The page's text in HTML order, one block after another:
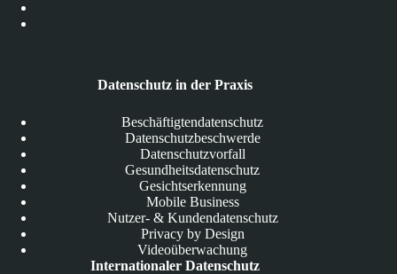
Datenschutz in der Praxis
Beschäftigtendatenschutz
Datenschutzbeschwerde
Datenschutzvorfall
Gesundheitsdatenschutz
Gesichtserkennung
Mobile Business
Nutzer- & Kundendatenschutz
Privacy by Design
Videoüberwachung
Internationaler Datenschutz